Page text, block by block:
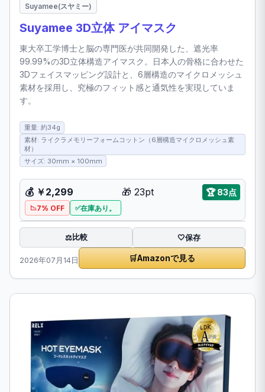
Suyamee(スヤミー)
Suyamee 3D立体 アイマスク
東大卒工学博士と脳の専門医が共同開発した、遮光率
99.99%の3D立体構造アイマスク。日本人の骨格に合わせた
3Dフェイスマッピング設計と、6層構造のマイクロメッシュ
素材を採用し、究極のフィット感と通気性を実現していま
す。
重量: 約34g
素材: ライクラメモリーフォームコットン（6層構造マイクロメッシュ素
材）
サイズ: 30mm × 100mm
💰 ￥2,299 🎁 23pt 🏆83点
7% OFF 在庫あり。
⚖️比較 🤍保存
2026年07月14日 🛒Amazonで見る